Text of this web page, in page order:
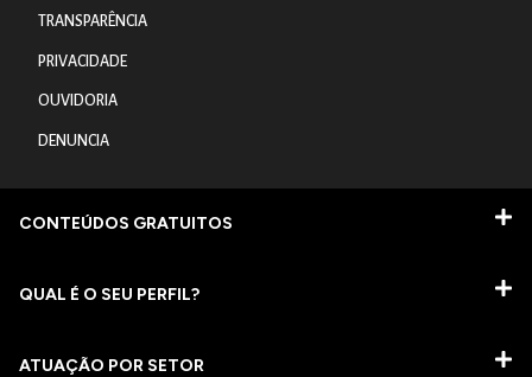
TRANSPARÊNCIA
PRIVACIDADE
OUVIDORIA
DENUNCIA
CONTEÚDOS GRATUITOS
QUAL É O SEU PERFIL?
ATUAÇÃO POR SETOR